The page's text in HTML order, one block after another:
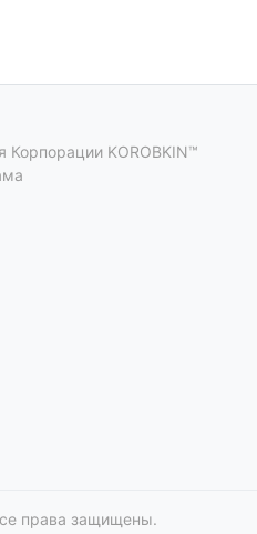
KOROBKIN™
права защищены.